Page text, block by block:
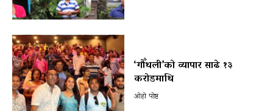
‘गौँथली’को व्यापार साढे १३
करोडमाथि
ओहो पोष्ट